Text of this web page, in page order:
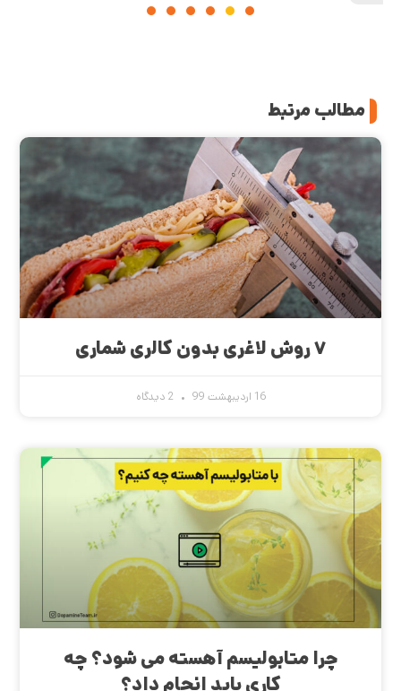
مطالب مرتبط
۷ روش لاغری بدون کالری شماری
16 اردیبهشت 99
چرا متابولیسم آهسته می شود؟ چه
کاری باید انجام داد؟